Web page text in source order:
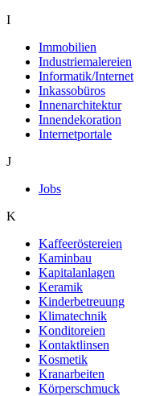
I
Immobilien
Industriemalereien
Informatik/Internet
Inkassobüros
Innenarchitektur
Innendekoration
Internetportale
J
Jobs
K
Kaffeeröstereien
Kaminbau
Kapitalanlagen
Keramik
Kinderbetreuung
Klimatechnik
Konditoreien
Kontaktlinsen
Kosmetik
Kranarbeiten
Körperschmuck